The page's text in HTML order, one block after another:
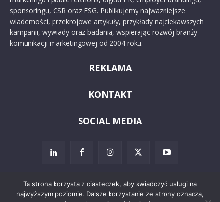
sponsoringu, CSR oraz ESG. Publikujemy najważniejsze
wiadomości, przekrojowe artykuły, przykłady najciekawszych
kampanii, wywiady oraz badania, wspierając rozwój branży
komunikacji marketingowej od 2004 roku.
REKLAMA
KONTAKT
SOCIAL MEDIA
Ta strona korzysta z ciasteczek, aby świadczyć usługi na
najwyższym poziomie. Dalsze korzystanie ze strony oznacza,